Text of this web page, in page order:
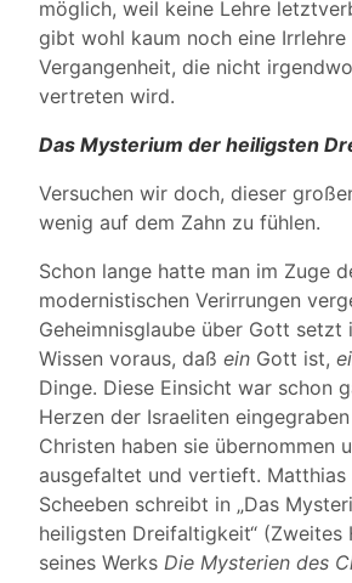
möglich, weil keine Lehre
gibt wohl kaum noch eine Irrlehre
Vergangenheit, die nicht
vertreten wird.
Das Mysterium der heiligsten
Versuchen wir doch, dieser
wenig auf dem Zahn zu fühlen.
Schon lange hatte man im Zuge
modernistischen Verirrungen
Geheimnisglaube über Gott setzt
Wissen voraus, daß ein Gott ist,
Dinge. Diese Einsicht war schon
Herzen der Israeliten
Christen haben sie übernommen
ausgefaltet und vertieft. Matthias
Scheeben schreibt in „Das
heiligsten Dreifaltigkeit“ (Zweites
seines Werks Die Mysterien des